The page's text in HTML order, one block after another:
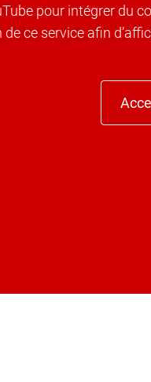
pour intégrer du
de ce service afin